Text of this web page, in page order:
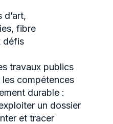
fibre
défis
travaux publics
les compétences
durable :
un dossier
et tracer